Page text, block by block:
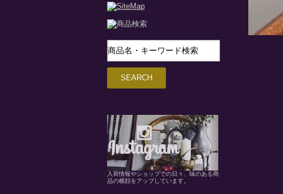
入荷情報やショップでの日々、味のある商
品の横顔をアップしています。